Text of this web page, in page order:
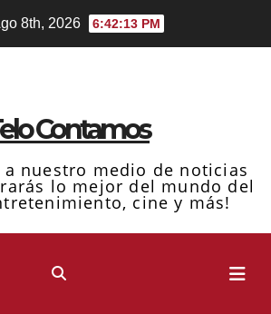
8th, 2026 6:42:14 PM
Contamos
a nuestro medio de noticias
lo mejor del mundo del
cine y más!